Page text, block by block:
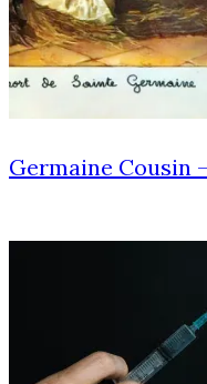
Germaine Cousin